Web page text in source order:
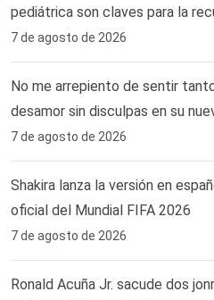
pediátrica son claves para la
7 de agosto de 2026
No me arrepiento de sentir
desamor sin disculpas en su
7 de agosto de 2026
Shakira lanza la versión en
oficial del Mundial FIFA 2026
7 de agosto de 2026
Ronald Acuña Jr. sacude dos